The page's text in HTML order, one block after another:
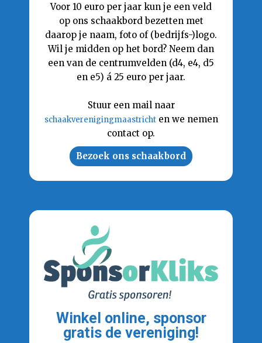
Voor 10 euro per jaar kun je een veld
op ons schaakbord bezetten met
daarop je naam, foto of (bedrijfs-)logo.
Wil je midden op het bord? Neem dan
een van de centrumvelden (d4, e4, d5
en e5) á 25 euro per jaar.
Stuur een mail naar
schaakverenigingmaastrichten we nemen
contact op.
Bezoek ons schaakbord
Winkel online, sponsor
gratis de vereniging!